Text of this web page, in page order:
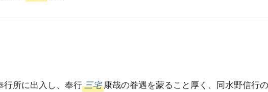
行所に出入し、奉行三宅 康哉の眷遇を蒙ること厚く、同水野信行